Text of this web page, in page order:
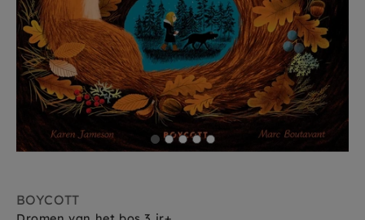
BOYCOTT